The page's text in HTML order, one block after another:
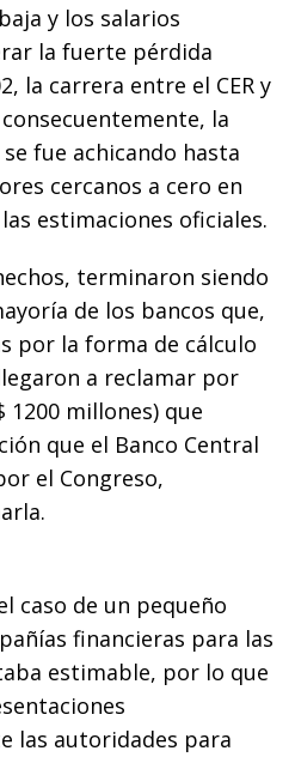
y los salarios
la fuerte pérdida
la carrera entre el CER y
la
fue achicando hasta
cercanos a cero en
estimaciones oficiales.
terminaron siendo
de los bancos que,
por la forma de cálculo
a reclamar por
millones) que
que el Banco Central
el Congreso,
caso de un pequeño
financieras para las
estimable, por lo que
las autoridades para